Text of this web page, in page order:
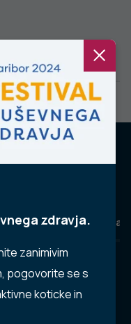
zdravja.
zanimivim
pogovorite se s
koticke in
NIJZ ambulante
2 (covid-19)